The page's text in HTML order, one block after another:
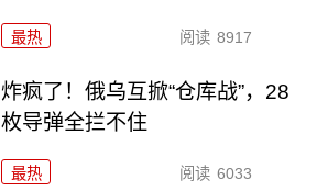
最热 阅读 8917
炸疯了！俄乌互掀“仓库战”，28
枚导弹全拦不住
最热 阅读 6033